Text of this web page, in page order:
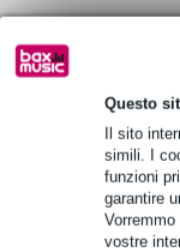
Questo
Il sito
simili. I
funzioni
garantire
vostre
Vedi anche (4)
Vedi anche (1)